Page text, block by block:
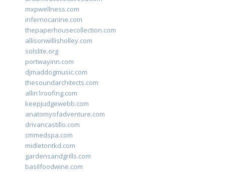
mxpwellness.com
infernocanine.com
thepaperhousecollection.com
allisonwillisholley.com
solslite.org
portwayinn.com
djmaddogmusic.com
thesoundarchitects.com
allin1roofing.com
keepjudgewebb.com
anatomyofadventure.com
drivancastillo.com
cmmedspa.com
midletontkd.com
gardensandgrills.com
basilfoodwine.com